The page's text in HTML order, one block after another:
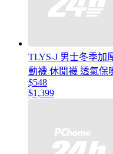
TLYS-J 男士冬季加
動襪 休閒襪 透氣保
$548
$1,399